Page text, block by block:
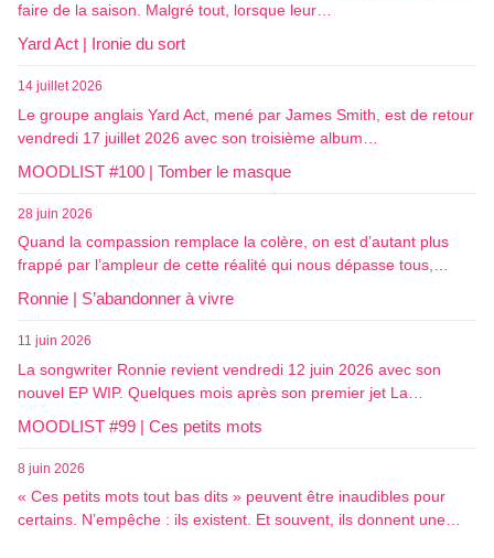
faire de la saison. Malgré tout, lorsque leur…
Yard Act | Ironie du sort
14 juillet 2026
Le groupe anglais Yard Act, mené par James Smith, est de retour
vendredi 17 juillet 2026 avec son troisième album…
MOODLIST #100 | Tomber le masque
28 juin 2026
Quand la compassion remplace la colère, on est d’autant plus
frappé par l’ampleur de cette réalité qui nous dépasse tous,…
Ronnie | S’abandonner à vivre
11 juin 2026
La songwriter Ronnie revient vendredi 12 juin 2026 avec son
nouvel EP WIP. Quelques mois après son premier jet La…
MOODLIST #99 | Ces petits mots
8 juin 2026
« Ces petits mots tout bas dits » peuvent être inaudibles pour
certains. N’empêche : ils existent. Et souvent, ils donnent une…